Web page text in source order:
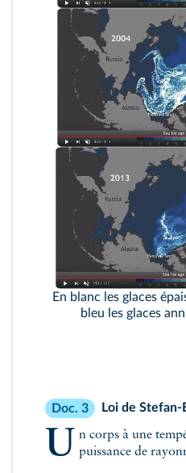
En blanc les glaces
bleu les glaces
Doc. 3 Loi de
U n corps à une
puissance de